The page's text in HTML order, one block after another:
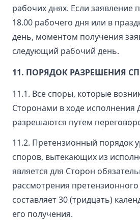
рабочих днях. Если заявление
18.00 рабочего дня или в
день, моментом получения
следующий рабочий день.
11. ПОРЯДОК РАЗРЕШЕНИЯ
11.1. Все споры, которые
Сторонами в ходе исполнения
разрешаются путем
11.2. Претензионный порядок
споров, вытекающих из
является для Сторон
рассмотрения
составляет 30 (тридцать)
его получения.